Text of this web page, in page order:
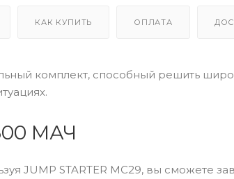
КАК КУПИТЬ ОПЛАТА
комплект, способный решить
МАЧ
JUMP STARTER MC29, вы сможете